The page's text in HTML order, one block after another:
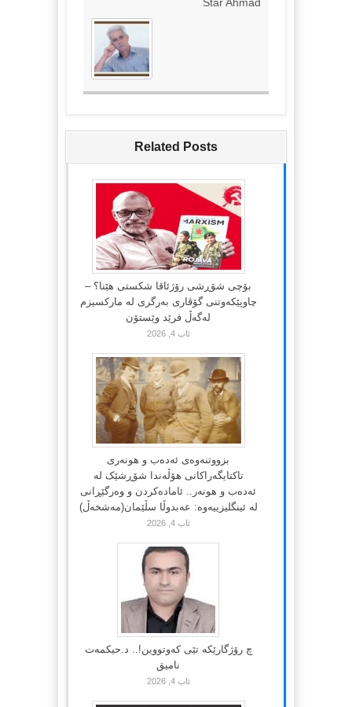
Related Posts
بۆچی شۆڕشی رۆژئاڤا شکستی هێنا؟ –
چاوپێکەوتنی گۆڤاری بەرگری لە مارکسیزم
لەگەڵ فرێد وێستۆن
ئاب 4, 2026
بزووتنەوەی ئەدەب و هونەری
تاکتایگەراکانی هۆڵەندا شۆڕشێک لە
ئەدەب و هونەر.. ئامادەکردن و وەرگێڕانی
لە ئینگلیزییەوە: عەبدوڵا سڵێمان(مەشخەڵ)
ئاب 4, 2026
چ رۆژگارێکە تێی کەوتووین!.. د.حیکمەت
نامیق
ئاب 4, 2026